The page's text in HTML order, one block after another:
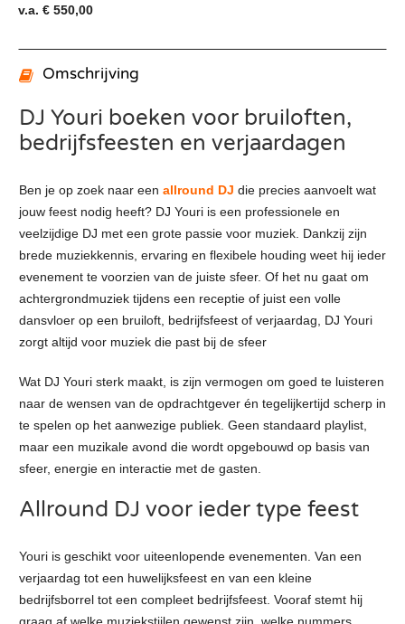
v.a. € 550,00
Omschrijving
DJ Youri boeken voor bruiloften,
bedrijfsfeesten en verjaardagen
Ben je op zoek naar een allround DJ die precies aanvoelt wat
jouw feest nodig heeft? DJ Youri is een professionele en
veelzijdige DJ met een grote passie voor muziek. Dankzij zijn
brede muziekkennis, ervaring en flexibele houding weet hij ieder
evenement te voorzien van de juiste sfeer. Of het nu gaat om
achtergrondmuziek tijdens een receptie of juist een volle
dansvloer op een bruiloft, bedrijfsfeest of verjaardag, DJ Youri
zorgt altijd voor muziek die past bij de sfeer
Wat DJ Youri sterk maakt, is zijn vermogen om goed te luisteren
naar de wensen van de opdrachtgever én tegelijkertijd scherp in
te spelen op het aanwezige publiek. Geen standaard playlist,
maar een muzikale avond die wordt opgebouwd op basis van
sfeer, energie en interactie met de gasten.
Allround DJ voor ieder type feest
Youri is geschikt voor uiteenlopende evenementen. Van een
verjaardag tot een huwelijksfeest en van een kleine
bedrijfsborrel tot een compleet bedrijfsfeest. Vooraf stemt hij